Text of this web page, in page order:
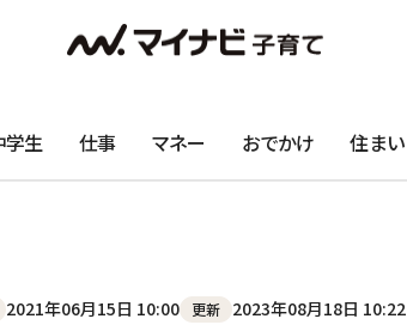
学生 仕事 マネー おでかけ 住まい
2021年06月15日 10:00 更新 2023年08月18日 10:22